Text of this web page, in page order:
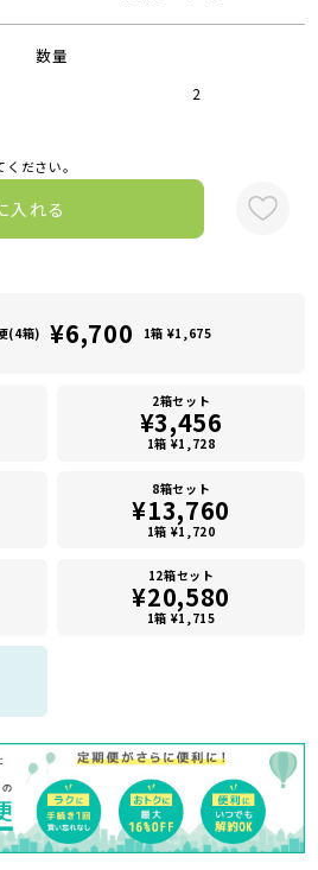
数量
2
ださい。
入れる
(4箱) ¥6,700 1箱 ¥1,675
2箱セット
¥3,456
1箱 ¥1,728
8箱セット
¥13,760
1箱 ¥1,720
12箱セット
¥20,580
1箱 ¥1,715